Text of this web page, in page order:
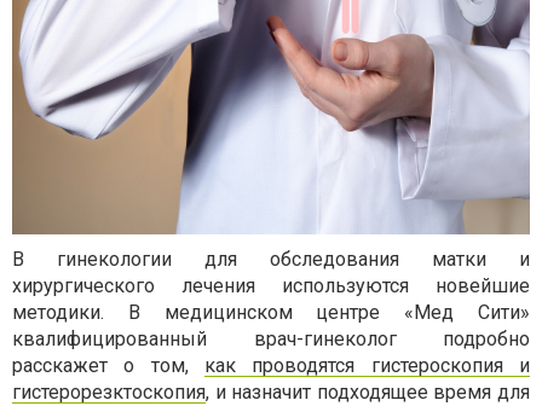
В гинекологии для обследования матки и
хирургического лечения используются новейшие
методики. В медицинском центре «Мед Сити»
квалифицированный врач-гинеколог подробно
расскажет о том, как проводятся гистероскопия и
гистерорезктоскопия, и назначит подходящее время для